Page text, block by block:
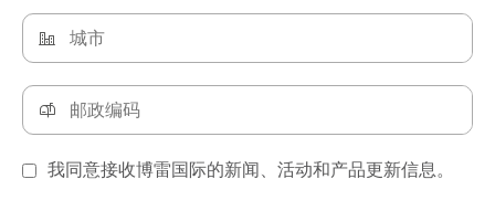
我同意接收博雷国际的新闻、活动和产品更新信息。